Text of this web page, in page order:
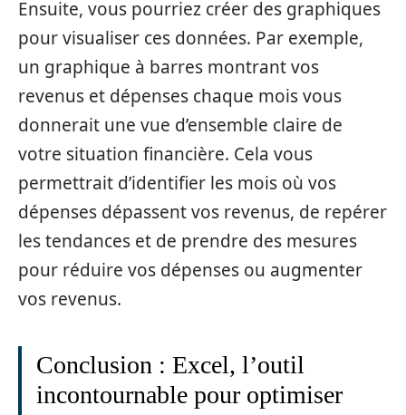
Ensuite, vous pourriez créer des graphiques
pour visualiser ces données. Par exemple,
un graphique à barres montrant vos
revenus et dépenses chaque mois vous
donnerait une vue d’ensemble claire de
votre situation financière. Cela vous
permettrait d’identifier les mois où vos
dépenses dépassent vos revenus, de repérer
les tendances et de prendre des mesures
pour réduire vos dépenses ou augmenter
vos revenus.
Conclusion : Excel, l’outil
incontournable pour optimiser